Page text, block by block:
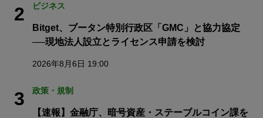
2 ビジネス
Bitget、ブータン特別行政区「GMC」と協力協定
──現地法人設立とライセンス申請を検討
2026年8月6日 19:00
3 政策・規制
【速報】金融庁、暗号資産・ステーブルコイン課を